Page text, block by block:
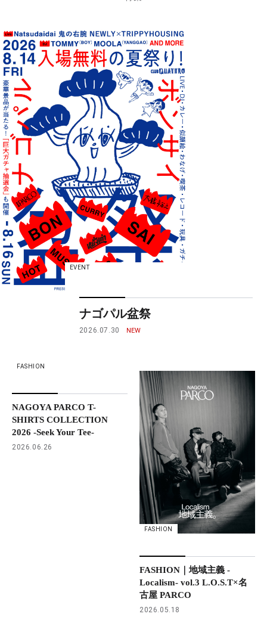
EVENT
ナゴパル盆祭
2026.07.30
FASHION
NAGOYA PARCO T-
SHIRTS COLLECTION
2026 -Seek Your Tee-
2026.06.26
FASHION
FASHION｜地域主義 -
Localism- vol.3 L.O.S.T×名
古屋 PARCO
2026.05.18